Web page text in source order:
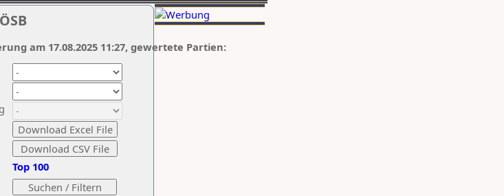
Top 100
am 17.08.2025 11:27, gewertete Partien: